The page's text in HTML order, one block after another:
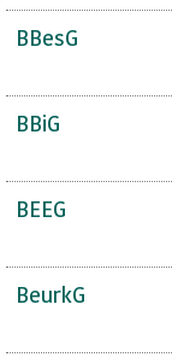
BBesG
BBiG
BEEG
BeurkG